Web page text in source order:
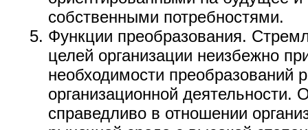
собственными потребностями.
Функции преобразования.
целей организации неизбежно
необходимости преобразований
организационной деятельности.
справедливо в отношении